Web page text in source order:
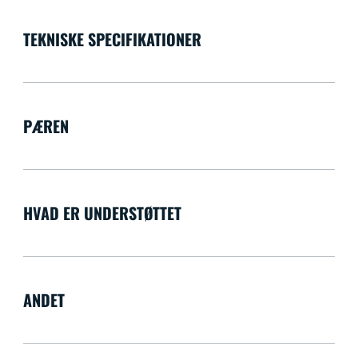
TEKNISKE SPECIFIKATIONER
PÆREN
HVAD ER UNDERSTØTTET
ANDET